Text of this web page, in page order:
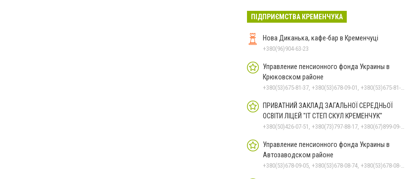
ПІДПРИЄМСТВА КРЕМЕНЧУКА
Нова Диканька, кафе-бар в Кременчуці
+380(96)904-63-23
Управление пенсионного фонда Украины в
Крюковском районе
+380(53)675-81-37, +380(53)678-09-01, +380(53)675-81-32, +380(53)675-81-40, +380(53)675-81-33, +380(53)675-81-38, +380(53)675-81-31, +380(53)678-08-87
ПРИВАТНИЙ ЗАКЛАД ЗАГАЛЬНОЇ СЕРЕДНЬОЇ
ОСВІТИ ЛІЦЕЙ "ІТ СТЕП СКУЛ КРЕМЕНЧУК"
+380(50)426-07-51, +380(73)797-88-17, +380(67)899-09-16
Управление пенсионного фонда Украины в
Автозаводском районе
+380(53)678-09-05, +380(53)678-08-74, +380(53)678-08-83, +380(53)678-08-41, +380(53)678-08-86